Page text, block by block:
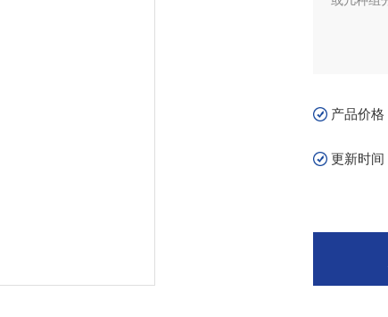
产品价格
更新时间